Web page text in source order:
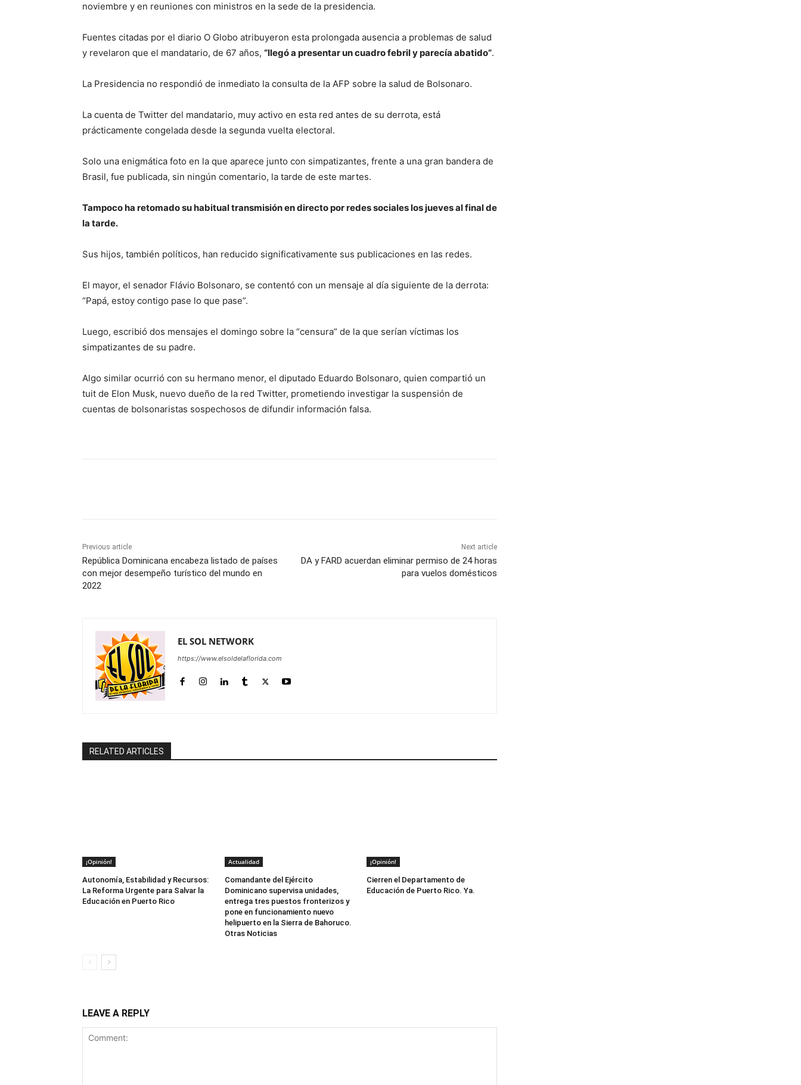
noviembre y en reuniones con ministros en la sede de la presidencia.
Fuentes citadas por el diario O Globo atribuyeron esta prolongada ausencia a problemas de salud
y revelaron que el mandatario, de 67 años, “llegó a presentar un cuadro febril y parecía abatido”.
La Presidencia no respondió de inmediato la consulta de la AFP sobre la salud de Bolsonaro.
La cuenta de Twitter del mandatario, muy activo en esta red antes de su derrota, está
prácticamente congelada desde la segunda vuelta electoral.
Solo una enigmática foto en la que aparece junto con simpatizantes, frente a una gran bandera de
Brasil, fue publicada, sin ningún comentario, la tarde de este martes.
Tampoco ha retomado su habitual transmisión en directo por redes sociales los jueves al final de
la tarde.
Sus hijos, también políticos, han reducido significativamente sus publicaciones en las redes.
El mayor, el senador Flávio Bolsonaro, se contentó con un mensaje al día siguiente de la derrota:
“Papá, estoy contigo pase lo que pase”.
Luego, escribió dos mensajes el domingo sobre la “censura” de la que serían víctimas los
simpatizantes de su padre.
Algo similar ocurrió con su hermano menor, el diputado Eduardo Bolsonaro, quien compartió un
tuit de Elon Musk, nuevo dueño de la red Twitter, prometiendo investigar la suspensión de
cuentas de bolsonaristas sospechosos de difundir información falsa.
Previous article
República Dominicana encabeza listado de países
con mejor desempeño turístico del mundo en
2022
Next article
DA y FARD acuerdan eliminar permiso de 24 horas
para vuelos domésticos
EL SOL NETWORK
https://www.elsoldelaflorida.com
RELATED ARTICLES
¡Opinión!
Autonomía, Estabilidad y Recursos:
La Reforma Urgente para Salvar la
Educación en Puerto Rico
Actualidad
Comandante del Ejército
Dominicano supervisa unidades,
entrega tres puestos fronterizos y
pone en funcionamiento nuevo
helipuerto en la Sierra de Bahoruco.
Otras Noticias
¡Opinión!
Cierren el Departamento de
Educación de Puerto Rico. Ya.
LEAVE A REPLY